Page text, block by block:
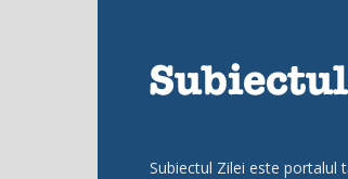
Subiectul Zilei este portalul